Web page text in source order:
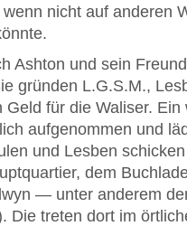
nicht auf anderen
Ashton und sein
gründen L.G.S.M.,
für die Waliser.
aufgenommen und
und Lesben
dem
— unter anderem
Die treten dort im